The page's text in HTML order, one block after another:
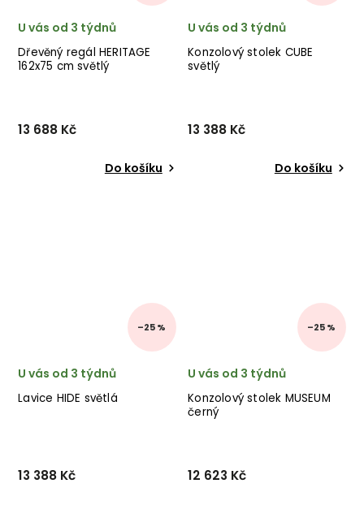
Dřevěný regál HERITAGE
162x75 cm světlý
U vás od 3 týdnů
13 688 Kč
Do košíku
Konzolový stolek CUBE
světlý
U vás od 3 týdnů
13 388 Kč
Do košíku
–25 %
Lavice HIDE světlá
U vás od 3 týdnů
13 388 Kč
–25 %
Konzolový stolek MUSEUM
černý
U vás od 3 týdnů
12 623 Kč